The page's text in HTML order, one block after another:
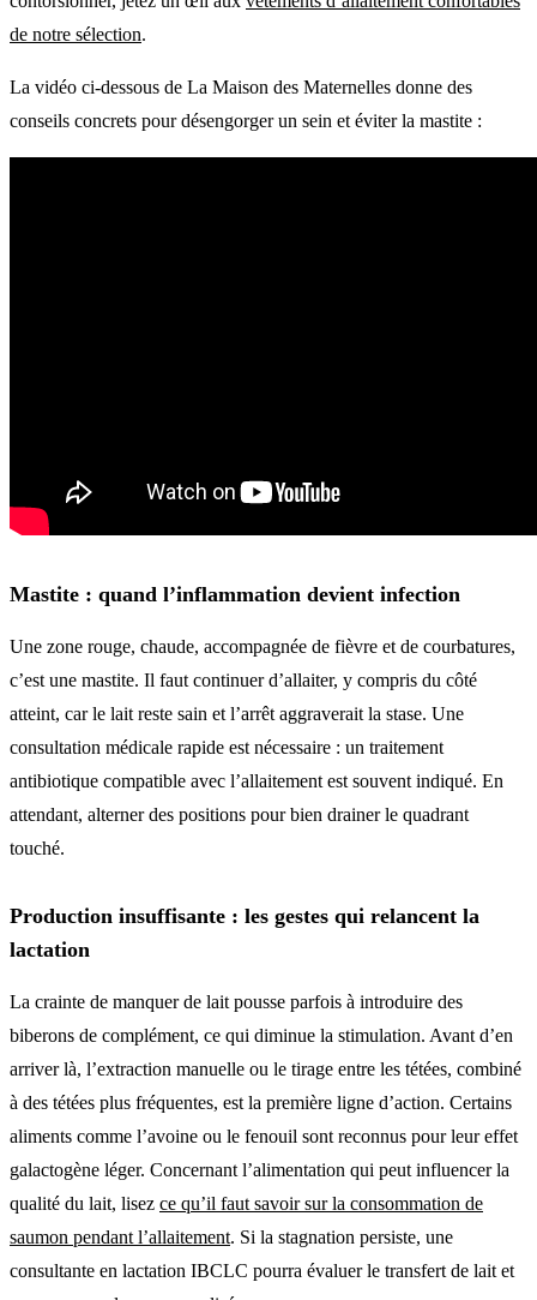
de notre sélection.
La vidéo ci-dessous de La Maison des Maternelles donne des
conseils concrets pour désengorger un sein et éviter la mastite :
Mastite : quand l’inflammation devient infection
Une zone rouge, chaude, accompagnée de fièvre et de courbatures,
c’est une mastite. Il faut continuer d’allaiter, y compris du côté
atteint, car le lait reste sain et l’arrêt aggraverait la stase. Une
consultation médicale rapide est nécessaire : un traitement
antibiotique compatible avec l’allaitement est souvent indiqué. En
attendant, alterner des positions pour bien drainer le quadrant
touché.
Production insuffisante : les gestes qui relancent la
lactation
La crainte de manquer de lait pousse parfois à introduire des
biberons de complément, ce qui diminue la stimulation. Avant d’en
arriver là, l’extraction manuelle ou le tirage entre les tétées, combiné
à des tétées plus fréquentes, est la première ligne d’action. Certains
aliments comme l’avoine ou le fenouil sont reconnus pour leur effet
galactogène léger. Concernant l’alimentation qui peut influencer la
qualité du lait, lisez ce qu’il faut savoir sur la consommation de
saumon pendant l’allaitement. Si la stagnation persiste, une
consultante en lactation IBCLC pourra évaluer le transfert de lait et